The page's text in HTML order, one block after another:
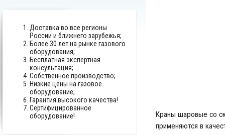
Доставка во все регионы
России и ближнего зарубежья;
Более 30 лет на рынке газового
оборудования;
Бесплатная экспертная
консультация;
Собственное производство;
Низкие цены на газовое
оборудование;
Гарантия высокого качества!
Сертифицированное
оборудование!
Краны шаровые со
применяются в